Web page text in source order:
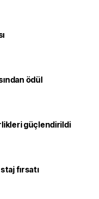
ödül
güçlendirildi
fırsatı